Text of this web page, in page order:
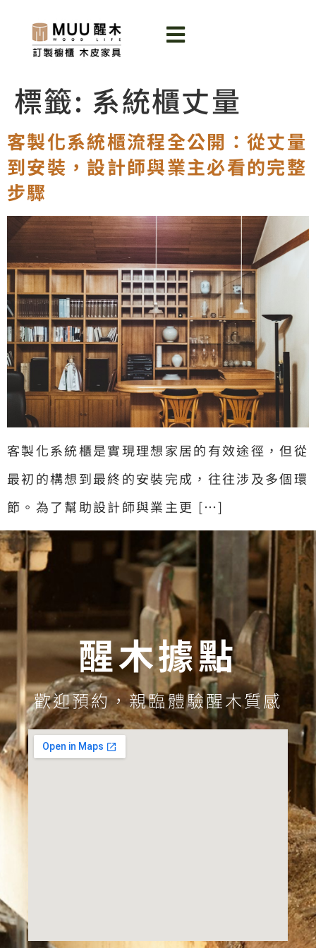
標籤: 系統櫃丈量
客製化系統櫃流程全公開：從丈量
到安裝，設計師與業主必看的完整
步驟
客製化系統櫃是實現理想家居的有效途徑，但從
最初的構想到最終的安裝完成，往往涉及多個環
節。為了幫助設計師與業主更 […]
醒木據點
歡迎預約，親臨體驗醒木質感